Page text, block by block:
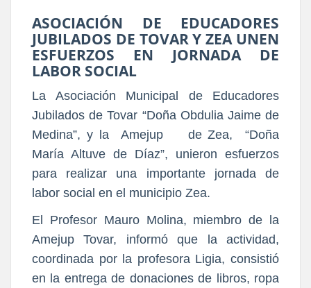
ASOCIACIÓN DE EDUCADORES
JUBILADOS DE TOVAR Y ZEA UNEN
ESFUERZOS EN JORNADA DE
LABOR SOCIAL
La Asociación Municipal de Educadores
Jubilados de Tovar “Doña Obdulia Jaime de
Medina”, y la Amejup de Zea, “Doña
María Altuve de Díaz”, unieron esfuerzos
para realizar una importante jornada de
labor social en el municipio Zea.
El Profesor Mauro Molina, miembro de la
Amejup Tovar, informó que la actividad,
coordinada por la profesora Ligia, consistió
en la entrega de donaciones de libros, ropa